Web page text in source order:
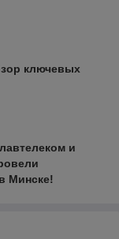
ключевых
и
Минске!